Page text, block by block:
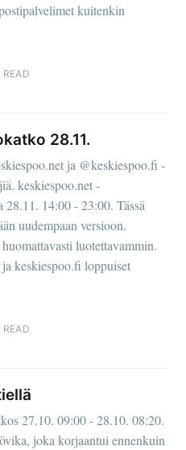
kuitenkin
READ
28.11.
ja @keskiespoo.fi -
keskiespoo.net -
14:00 - 23:00. Tässä
uudempaan versioon.
luotettavammin.
keskiespoo.fi loppuiset
READ
27.10. 09:00 - 28.10. 08:20.
joka korjaantui ennenkuin